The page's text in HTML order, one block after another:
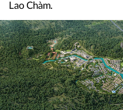
Lao Chàm.